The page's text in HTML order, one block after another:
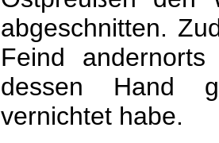
abgeschnitten.
Feind
dessen Hand
vernichtet habe.